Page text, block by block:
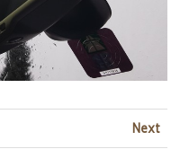
Next